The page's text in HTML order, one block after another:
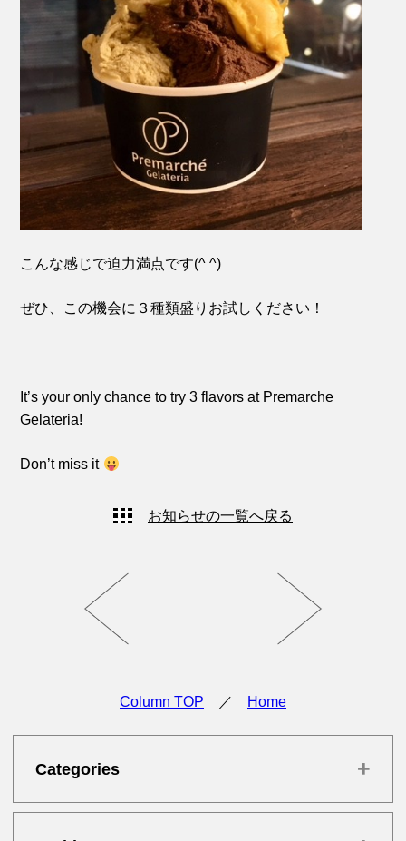
こんな感じで迫力満点です(^ ^)
ぜひ、この機会に３種類盛りお試しください！
It’s your only chance to try 3 flavors at Premarche
Gelateria!
Don’t miss it
お知らせの一覧へ戻る
Column TOP ／ Home
Categories +